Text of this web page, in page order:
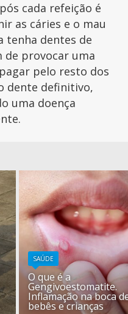
cada refeição é
as cáries e o mau
tenha dentes de
de provocar uma
pelo resto dos
dente definitivo,
uma doença
SAÚDE
O que é a
Gengivoestomatite.
Inflamação na boca
bebês e crianças